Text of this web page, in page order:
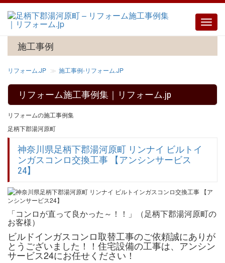
Toggle
施工事例
リフォーム.JP 施工事例‐リフォーム.JP
リフォーム施工事例集｜リフォーム.jp
リフォームの施工事例集
足柄下郡湯河原町
神奈川県足柄下郡湯河原町 リンナイ ビルトイ
ンガスコンロ交換工事 【アンシンサービス
24】
「コンロが直って良かった～！！」（足柄下郡湯河原町の
お客様）
ビルドインガスコンロ取替工事のご依頼誠にありが
とうございました！！住宅設備の工事は、アンシン
サービス24にお任せください！